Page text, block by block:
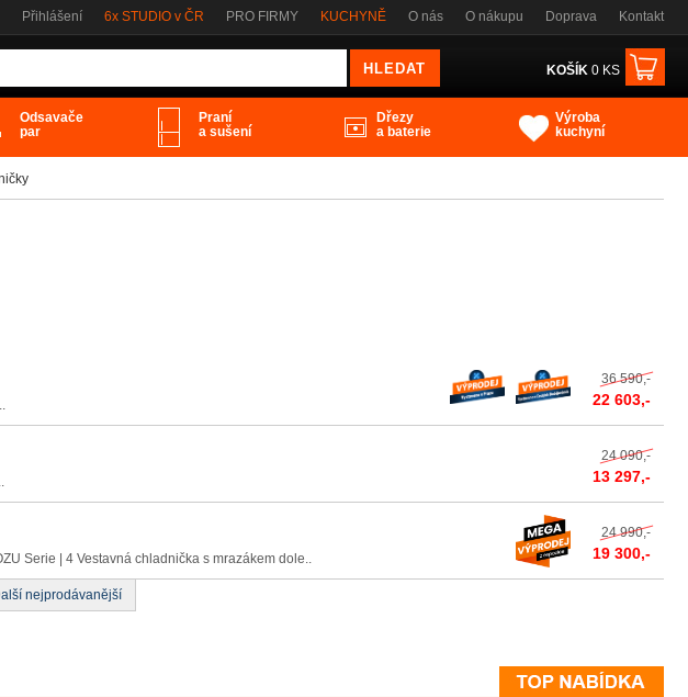
Přihlášení 6x STUDIO v ČR PRO FIRMY KUCHYNĚ O nás O nákupu Doprava Kontakt
KOŠÍK0 KS
Odsavače
par
Praní
a sušení
Dřezy
a baterie
Výroba
kuchyní
36 590,-
22 603,-
24 090,-
13 297,-
24 990,-
19 300,-
Serie | 4 Vestavná chladnička s mrazákem dole..
nejprodávanější